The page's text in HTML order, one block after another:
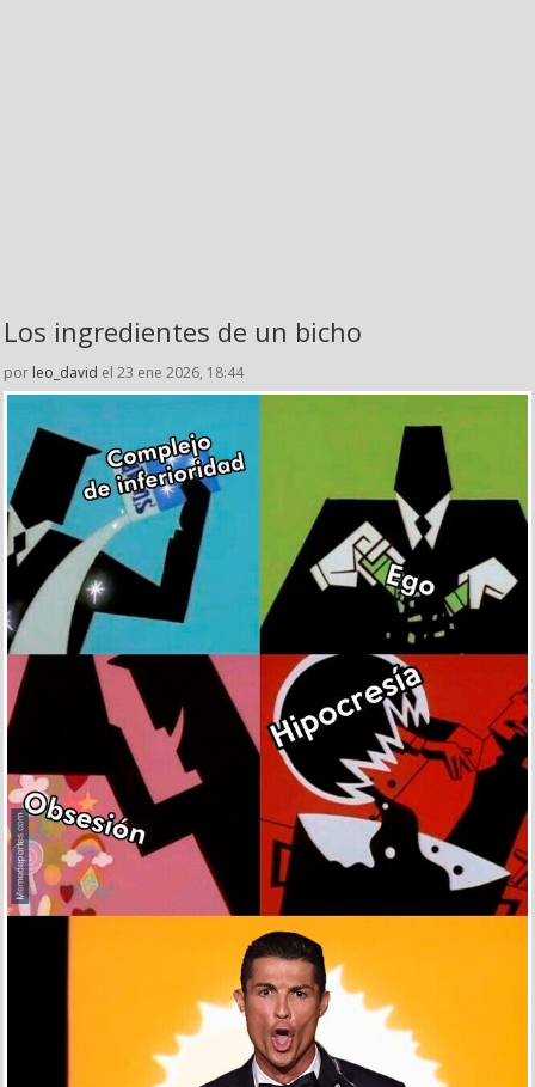
Los ingredientes de un bicho
por leo_david el 23 ene 2026, 18:44